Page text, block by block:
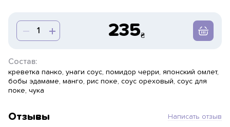
235
Состав:
креветка панко, унаги соус, помидор черри, японский омлет,
бобы эдамаме, манго, рис поке, соус ореховый, соус для
поке, чука
Отзывы Написать отзыв